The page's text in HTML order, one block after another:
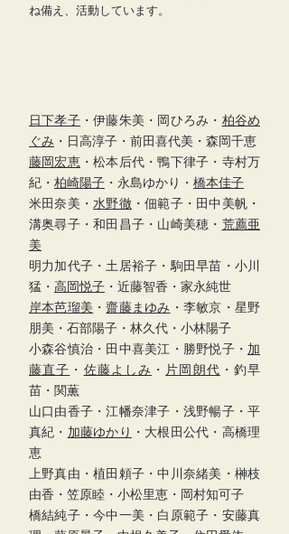
ね備え、活動しています。
日下孝子・伊藤朱美・岡ひろみ・ 柏谷め
ぐみ ・日高淳子・前田喜代美・森岡千恵
藤岡宏恵・松本后代・鴨下律子・寺村万
紀・ 柏崎陽子 ・永島ゆかり・ 橋本佳子
米田奈美・水野徹・佃範子・田中美帆・
溝奥尋子・和田昌子・山崎美穂 ・ 荒薦亜
美
明力加代子・土居裕子・駒田早苗・小川
猛・ 高岡悦子 ・近藤智香・家永純世
岸本芭瑠美 ・齋藤まゆみ ・李敏京・星野
朋美・石部陽子・林久代・小林陽子
小森谷慎治・田中喜美江・勝野悦子・ 加
藤直子 ・ 佐藤よしみ ・ 片岡朗代 ・釣早
苗・関薫
山口由香子・江幡奈津子・浅野暢子・平
真紀・ 加藤ゆかり ・大根田公代・高橋理
恵
上野真由・植田頼子・中川奈緒美・榊枝
由香・笠原睦・小松里恵・岡村知可子
橋結純子・今中一美・白原範子・安藤真